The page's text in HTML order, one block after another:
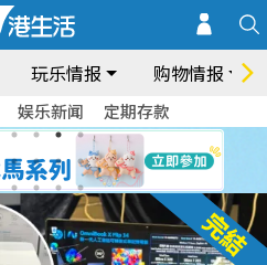
玩乐情报 购物情报
娱乐新闻 定期存款